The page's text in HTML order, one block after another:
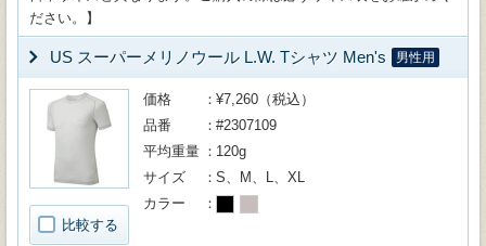
ださい。】
US スーパーメリノウール L.W. Tシャツ Men's 男性用
比較する
価格
¥7,260（税込）
品番
#2307109
平均重量
120g
サイズ
S、M、L、XL
カラー